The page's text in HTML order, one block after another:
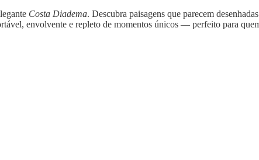
Costa Diadema. Descubra paisagens que parecem
envolvente e repleto de momentos únicos — perfeito para